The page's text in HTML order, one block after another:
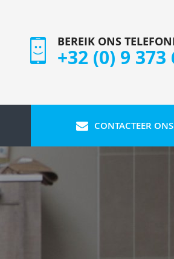
BEREIK ONS
+32 (0) 9 373
CONTACTEER ONS